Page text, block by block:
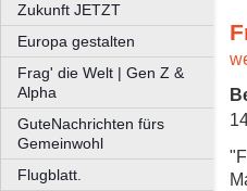
Zukunft JETZT
Europa gestalten
Frag' die Welt | Gen Z &
Alpha
GuteNachrichten fürs
Gemeinwohl
Flugblatt.